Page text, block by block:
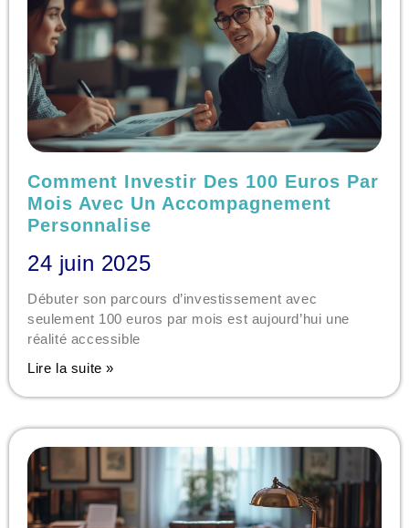
Comment Investir Des 100 Euros Par
Mois Avec Un Accompagnement
Personnalise
24 juin 2025
Débuter son parcours d’investissement avec
seulement 100 euros par mois est aujourd’hui une
réalité accessible
Lire la suite »